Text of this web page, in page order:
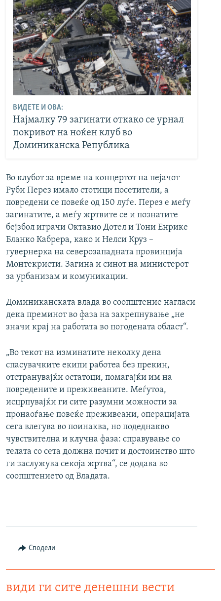
ВИДЕТЕ И ОВА:
Најмалку 79 загинати откако се урнал
покривот на ноќен клуб во
Доминиканска Република
Во клубот за време на концертот на пејачот
Руби Перез имало стотици посетители, а
повредени се повеќе од 150 луѓе. Перез е меѓу
загинатите, а меѓу жртвите се и познатите
бејзбол играчи Октавио Дотел и Тони Енрике
Бланко Кабрера, како и Нелси Круз –
гувернерка на северозападната провинција
Монтекристи. Загина и синот на министерот
за урбанизам и комуникации.
Доминиканската влада во соопштение нагласи
дека преминот во фаза на закрепнување „не
значи крај на работата во погодената област“.
„Во текот на изминатите неколку дена
спасувачките екипи работеа без прекин,
отстранувајќи остатоци, помагајќи им на
повредените и преживеаните. Меѓутоа,
исцрпувајќи ги сите разумни можности за
пронаоѓање повеќе преживеани, операцијата
сега влегува во поинаква, но подеднакво
чувствителна и клучна фаза: справување со
телата со сета должна почит и достоинство што
ги заслужува секоја жртва“, се додава во
соопштението од Владата.
Сподели
види ги сите денешни вести